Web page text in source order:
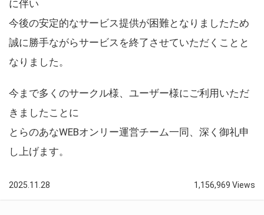
に伴い
今後の安定的なサービス提供が困難となりましたため
誠に勝手ながらサービスを終了させていただくことと
なりました。
今まで多くのサークル様、ユーザー様にご利用いただ
きましたことに
とらのあなWEBオンリー運営チーム一同、深く御礼申
し上げます。
2025.11.28 1,156,969 Views